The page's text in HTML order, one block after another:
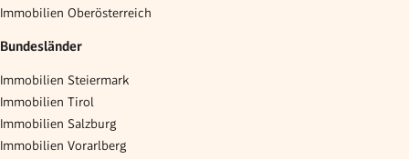
Immobilien Oberösterreich
Bundesländer
Immobilien Steiermark
Immobilien Tirol
Immobilien Salzburg
Immobilien Vorarlberg